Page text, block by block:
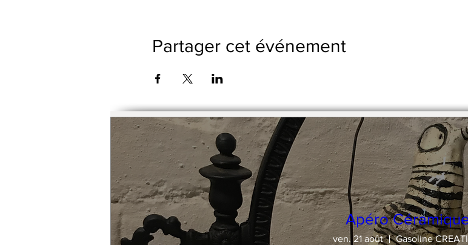
Paiement à l'atelier (espèces, chèques, cb, lien de paiement)
Possibilité de payer le trimestre en 2 x par chèque.
Partager cet événement
Apéro
ven. 21 août Gasoline